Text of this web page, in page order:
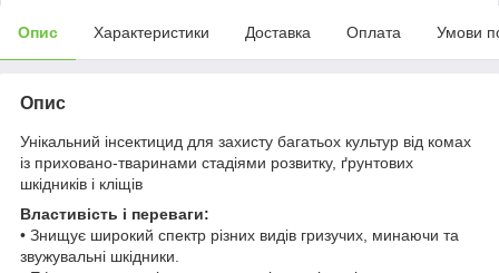
Опис Характеристики Доставка Оплата Умови
Опис
Унікальний інсектицид для захисту багатьох культур від комах
із приховано-тваринами стадіями розвитку, ґрунтових
шкідників і кліщів
Властивість і переваги:
• Знищує широкий спектр різних видів гризучих, минаючи та
звужувальні шкідники.